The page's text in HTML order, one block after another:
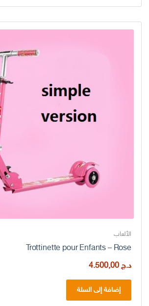
الألعاب
Trottinette pour Enfants – Rose
د.ج
إضافة إلى السلة